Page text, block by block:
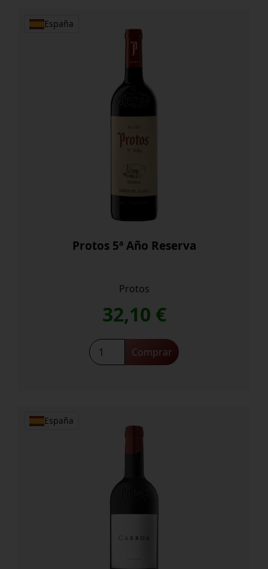
España
Protos 5ª Año Reserva
Protos
32,10 €
Protos
5ª
Comprar
España